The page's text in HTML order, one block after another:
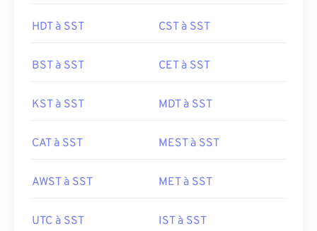
HDT à SST CST à SST
BST à SST CET à SST
KST à SST MDT à SST
CAT à SST MEST à SST
AWST à SST MET à SST
UTC à SST IST à SST